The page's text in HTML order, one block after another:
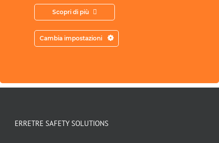
ERRETRE SAFETY SOLUTIONS
Scopri di più
Cambia impostazioni